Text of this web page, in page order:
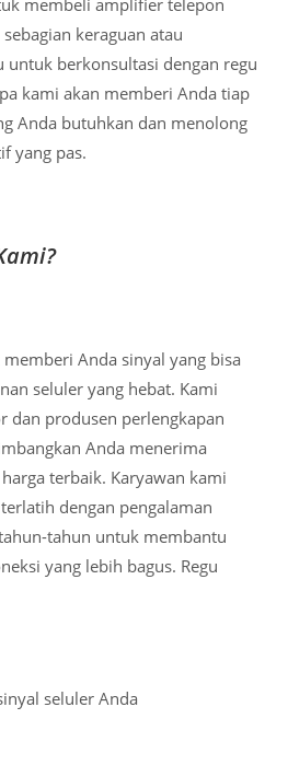
keraguan atau
untuk berkonsultasi dengan regu
kami akan memberi Anda tiap
Anda butuhkan dan menolong
yang pas.
Anda sinyal yang bisa
seluler yang hebat. Kami
dan produsen perlengkapan
Anda menerima
terbaik. Karyawan kami
dengan pengalaman
tahun untuk membantu
yang lebih bagus. Regu
seluler Anda